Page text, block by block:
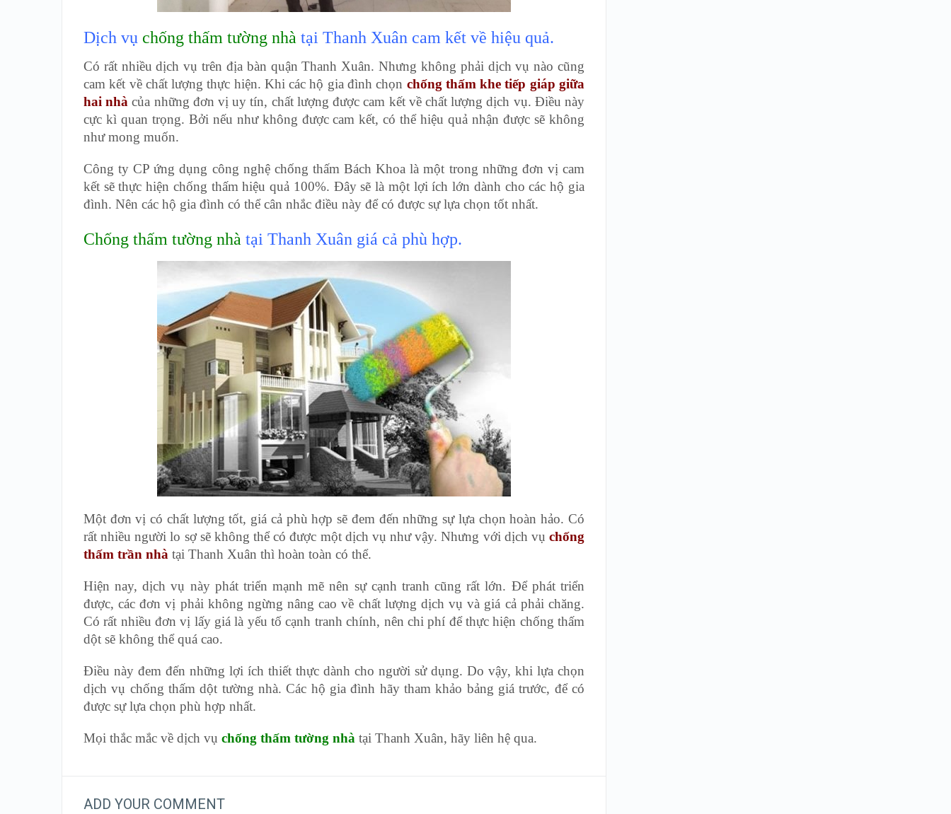
Dịch vụ chống thấm tường nhà tại Thanh Xuân cam kết về hiệu quả.
Có rất nhiều dịch vụ trên địa bàn quận Thanh Xuân. Nhưng không phải dịch vụ nào cũng
cam kết về chất lượng thực hiện. Khi các hộ gia đình chọn chống thấm khe tiếp giáp giữa
hai nhà của những đơn vị uy tín, chất lượng được cam kết về chất lượng dịch vụ. Điều này
cực kì quan trọng. Bởi nếu như không được cam kết, có thể hiệu quả nhận được sẽ không
như mong muốn.
Công ty CP ứng dụng công nghệ chống thấm Bách Khoa là một trong những đơn vị cam
kết sẽ thực hiện chống thấm hiệu quả 100%. Đây sẽ là một lợi ích lớn dành cho các hộ gia
đình. Nên các hộ gia đình có thể cân nhắc điều này để có được sự lựa chọn tốt nhất.
Chống thấm tường nhà tại Thanh Xuân giá cả phù hợp.
Một đơn vị có chất lượng tốt, giá cả phù hợp sẽ đem đến những sự lựa chọn hoàn hảo. Có
rất nhiều người lo sợ sẽ không thể có được một dịch vụ như vậy. Nhưng với dịch vụ chống
thấm trần nhà tại Thanh Xuân thì hoàn toàn có thể.
Hiện nay, dịch vụ này phát triển mạnh mẽ nên sự cạnh tranh cũng rất lớn. Để phát triển
được, các đơn vị phải không ngừng nâng cao về chất lượng dịch vụ và giá cả phải chăng.
Có rất nhiều đơn vị lấy giá là yếu tố cạnh tranh chính, nên chi phí để thực hiện chống thấm
dột sẽ không thể quá cao.
Điều này đem đến những lợi ích thiết thực dành cho người sử dụng. Do vậy, khi lựa chọn
dịch vụ chống thấm dột tường nhà. Các hộ gia đình hãy tham khảo bảng giá trước, để có
được sự lựa chọn phù hợp nhất.
Mọi thắc mắc về dịch vụ chống thấm tường nhà tại Thanh Xuân, hãy liên hệ qua.
ADD YOUR COMMENT